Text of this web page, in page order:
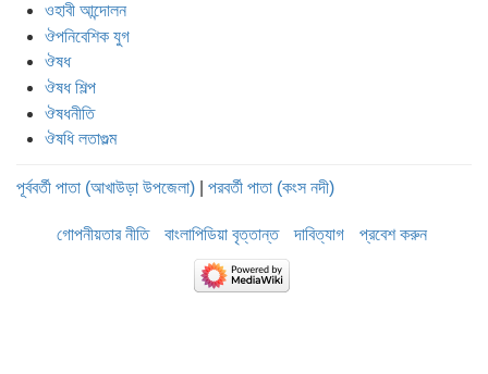
ওহাবী আন্দোলন
ঔপনিবেশিক যুগ
ঔষধ
ঔষধ শিল্প
ঔষধনীতি
ঔষধি লতাগুল্ম
পূর্ববর্তী পাতা (আখাউড়া উপজেলা) পরবর্তী পাতা (কংস নদী)
গোপনীয়তার নীতি বাংলাপিডিয়া বৃত্তান্ত দাবিত্যাগ প্রবেশ করুন